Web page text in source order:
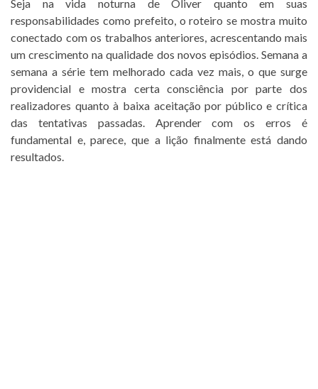
Seja na vida noturna de Oliver quanto em suas
responsabilidades como prefeito, o roteiro se mostra muito
conectado com os trabalhos anteriores, acrescentando mais
um crescimento na qualidade dos novos episódios. Semana a
semana a série tem melhorado cada vez mais, o que surge
providencial e mostra certa consciência por parte dos
realizadores quanto à baixa aceitação por público e crítica
das tentativas passadas. Aprender com os erros é
fundamental e, parece, que a lição finalmente está dando
resultados.